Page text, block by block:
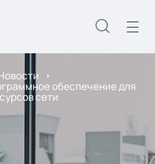
обеспечение для
сети